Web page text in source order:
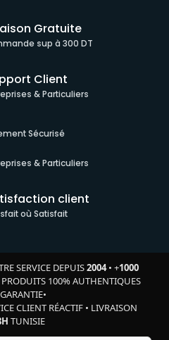
Gratuite
sup à 300 DT
Client
& Particuliers
Sécurisé
& Particuliers
client
où Satisfait
SERVICE DEPUIS2004• +1000
PRODUITS 100% AUTHENTIQUES
•
CLIENT RÉACTIF • LIVRAISON
TUNISIE